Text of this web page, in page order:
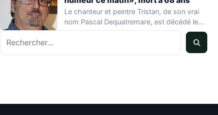
Le chanteur et peintre Tristan, de son vrai
nom Pascal Dequatremare, est décédé le…
Rechercher